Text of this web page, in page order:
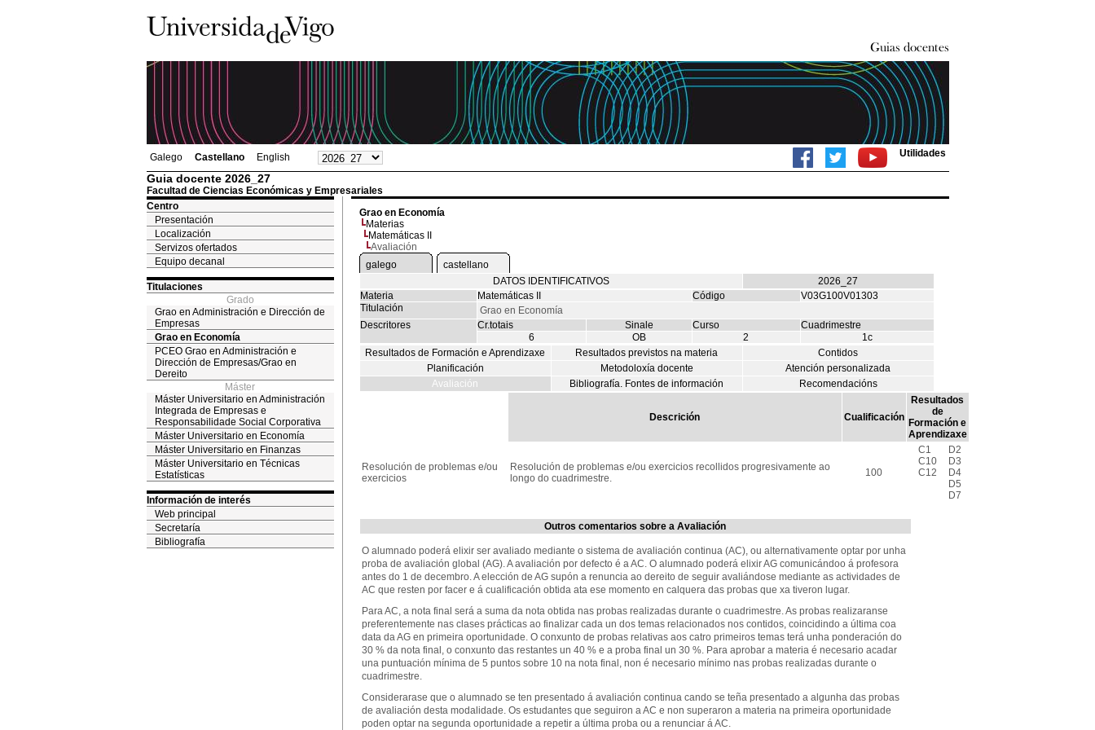
Galego Castellano English Utilidades
Guia docente 2026_27
Facultad de Ciencias Económicas y Empresariales
Centro
Presentación
Localización
Servizos ofertados
Equipo decanal
Titulaciones
Grado
Grao en Administración e Dirección de
Empresas
Grao en Economía
PCEO Grao en Administración e
Dirección de Empresas/Grao en
Dereito
Máster
Máster Universitario en Administración
Integrada de Empresas e
Responsabilidade Social Corporativa
Máster Universitario en Economía
Máster Universitario en Finanzas
Máster Universitario en Técnicas
Estatísticas
Información de interés
Web principal
Secretaría
Bibliografía
Grao en Economía
Materias
Matemáticas II
Avaliación
galego
castellano
DATOS IDENTIFICATIVOS
2026_27
Materia
Matemáticas II Código
V03G100V01303
Titulación
Grao en Economía
Descritores
Cr.totais Sinale Curso
Cuadrimestre
6
OB 2
1c
Resultados de Formación e Aprendizaxe
Resultados previstos na materia
Contidos
Planificación
Metodoloxía docente
Atención personalizada
Avaliación
Bibliografía. Fontes de información Recomendacións
Descrición Cualificación
Resultados
de
Formación e
Aprendizaxe
Resolución de problemas e/ou
exercicios
Resolución de problemas e/ou exercicios recollidos progresivamente ao
longo do cuadrimestre.
100
C1
C10
C12
D2
D3
D4
D5
D7
Outros comentarios sobre a Avaliación
O alumnado poderá elixir ser avaliado mediante o sistema de avaliación continua (AC), ou alternativamente optar por unha
proba de avaliación global (AG). A avaliación por defecto é a AC. O alumnado poderá elixir AG comunicándoo á profesora
antes do 1 de decembro. A elección de AG supón a renuncia ao dereito de seguir avaliándose mediante as actividades de
AC que resten por facer e á cualificación obtida ata ese momento en calquera das probas que xa tiveron lugar.
Para AC, a nota final será a suma da nota obtida nas probas realizadas durante o cuadrimestre. As probas realizaranse
preferentemente nas clases prácticas ao finalizar cada un dos temas relacionados nos contidos, coincidindo a última coa
data da AG en primeira oportunidade. O conxunto de probas relativas aos catro primeiros temas terá unha ponderación do
30 % da nota final, o conxunto das restantes un 40 % e a proba final un 30 %. Para aprobar a materia é necesario acadar
una puntuación mínima de 5 puntos sobre 10 na nota final, non é necesario mínimo nas probas realizadas durante o
cuadrimestre.
Considerarase que o alumnado se ten presentado á avaliación continua cando se teña presentado a algunha das probas
de avaliación desta modalidade. Os estudantes que seguiron a AC e non superaron a materia na primeira oportunidade
poden optar na segunda oportunidade a repetir a última proba ou a renunciar á AC.